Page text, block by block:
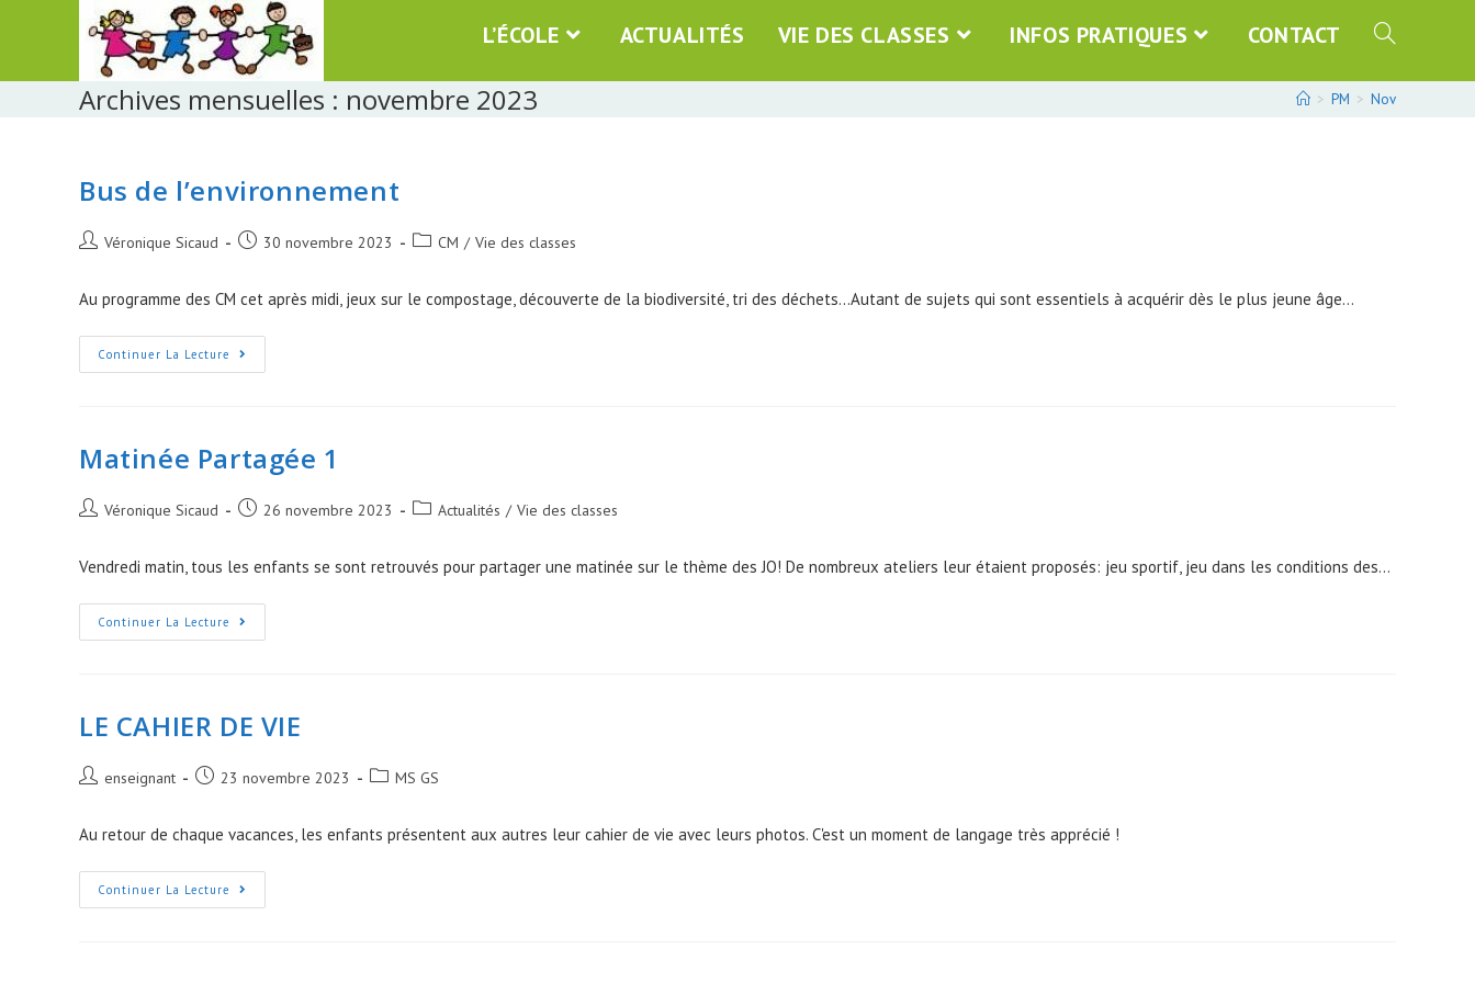
L’ÉCOLE ACTUALITÉS VIE DES CLASSES INFOS PRATIQUES CONTACT
Archives mensuelles : novembre 2023 > PM > Nov
Bus de l’environnement
PostVéronique Sicaud
Post 30 novembre 2023
PostCM / Vie des classes
Au programme des CM cet après midi, jeux sur le compostage, découverte de la biodiversité, tri des déchets...Autant de sujets qui sont essentiels à acquérir dès le plus jeune âge…
Continuer La Lecture Bus
De
Matinée Partagée 1
PostVéronique Sicaud
Post 26 novembre 2023
Post Actualités / Vie des classes
Vendredi matin, tous les enfants se sont retrouvés pour partager une matinée sur le thème des JO! De nombreux ateliers leur étaient proposés: jeu sportif, jeu dans les conditions des…
Continuer La Lecture Matinée
Partagée
LE CAHIER DE VIE
Postenseignant
Post 23 novembre 2023
PostMS GS
Au retour de chaque vacances, les enfants présentent aux autres leur cahier de vie avec leurs photos. C'est un moment de langage très apprécié !
Continuer La Lecture LE
CAHIER